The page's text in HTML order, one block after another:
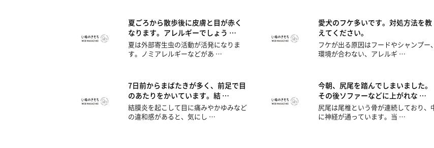
夏ごろから散歩後に皮膚と目が赤く
なります。アレルギーでしょう …
夏は外部寄生虫の活動が活発になりま
す。ノミアレルギーなどがあ …
愛犬のフケ多いです。対処方法を教
えてください。
フケが出る原因はフードやシャンプー、
環境が合わない、アレルギ …
7日前からまばたきが多く、前足で目
のあたりをかいています。結 …
結膜炎を起こして目に痛みやかゆみなど
の違和感があると、気にし …
今朝、尻尾を踏んでしまいました。
その後ソファーなどに上がれな …
尻尾は尾椎という骨が連続しており、
に神経が通っています。当 …